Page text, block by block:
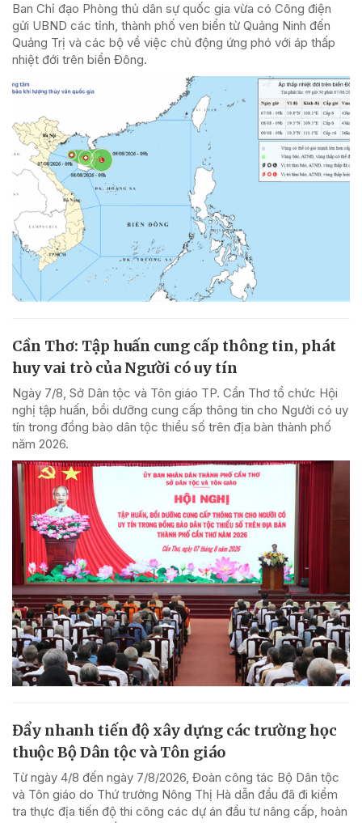
Ban Chỉ đạo Phòng thủ dân sự quốc gia vừa có Công điện
gửi UBND các tỉnh, thành phố ven biển từ Quảng Ninh đến
Quảng Trị và các bộ về việc chủ động ứng phó với áp thấp
nhiệt đới trên biển Đông.
Cần Thơ: Tập huấn cung cấp thông tin, phát
huy vai trò của Người có uy tín
Ngày 7/8, Sở Dân tộc và Tôn giáo TP. Cần Thơ tổ chức Hội
nghị tập huấn, bồi dưỡng cung cấp thông tin cho Người có uy
tín trong đồng bào dân tộc thiểu số trên địa bàn thành phố
năm 2026.
Đẩy nhanh tiến độ xây dựng các trường học
thuộc Bộ Dân tộc và Tôn giáo
Từ ngày 4/8 đến ngày 7/8/2026, Đoàn công tác Bộ Dân tộc
và Tôn giáo do Thứ trưởng Nông Thị Hà dẫn đầu đã đi kiểm
tra thực địa tiến độ thi công các dự án đầu tư nâng cấp, hoàn